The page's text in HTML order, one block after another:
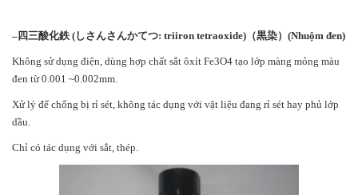
–四三酸化鉄 (しさんさんかてつ: triiron tetraoxide) （黒染） (Nhuộm đen)
Không sử dụng điện, dùng hợp chất sắt ôxít Fe3O4 tạo lớp màng mỏng màu
đen từ 0.001 ~0.002mm.
Xử lý để chống bị rỉ sét, không tác dụng với vật liệu đang rỉ sét hay phủ lớp
dầu.
Chỉ có tác dụng với sắt, thép.